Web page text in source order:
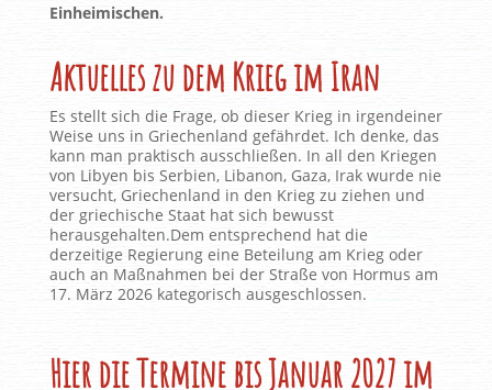
Einheimischen.
Aktuelles zu dem Krieg im Iran
Es stellt sich die Frage, ob dieser Krieg in irgendeiner
Weise uns in Griechenland gefährdet. Ich denke, das
kann man praktisch ausschließen. In all den Kriegen
von Libyen bis Serbien, Libanon, Gaza, Irak wurde nie
versucht, Griechenland in den Krieg zu ziehen und
der griechische Staat hat sich bewusst
herausgehalten.Dem entsprechend hat die
derzeitige Regierung eine Beteilung am Krieg oder
auch an Maßnahmen bei der Straße von Hormus am
17. März 2026 kategorisch ausgeschlossen.
Hier die Termine bis Januar 2027 im